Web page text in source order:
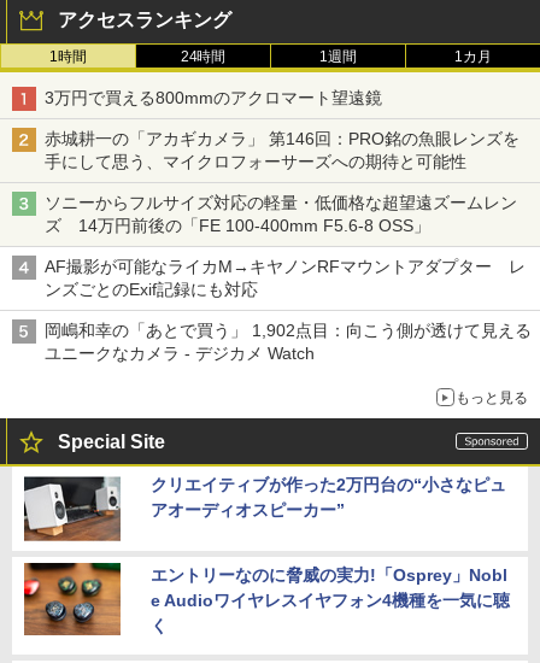
アクセスランキング
1時間 24時間 1週間 1カ月
3万円で買える800mmのアクロマート望遠鏡
赤城耕一の「アカギカメラ」 第146回：PRO銘の魚眼レンズを
手にして思う、マイクロフォーサーズへの期待と可能性
ソニーからフルサイズ対応の軽量・低価格な超望遠ズームレン
ズ 14万円前後の「FE 100-400mm F5.6-8 OSS」
AF撮影が可能なライカM→キヤノンRFマウントアダプター レ
ンズごとのExif記録にも対応
岡嶋和幸の「あとで買う」 1,902点目：向こう側が透けて見える
ユニークなカメラ - デジカメ Watch
もっと見る
Special Site
クリエイティブが作った2万円台の“小さなピュ
アオーディオスピーカー”
エントリーなのに脅威の実力!「Osprey」Nobl
e Audioワイヤレスイヤフォン4機種を一気に聴
く